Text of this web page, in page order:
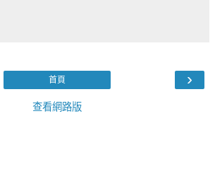
›
首頁
查看網路版